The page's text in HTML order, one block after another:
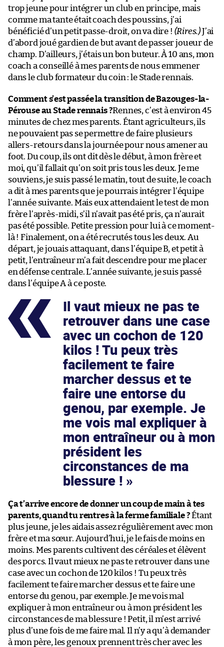
trop jeune pour intégrer un club en principe, mais
comme ma tante était coach des poussins, j’ai
bénéficié d’un petit passe-droit, on va dire ! (Rires.)J’ai
d’abord joué gardien de but avant de passer joueur de
champ. D’ailleurs, j’étais un bon buteur. À 10 ans, mon
coach a conseillé à mes parents de nous emmener
dans le club formateur du coin : le Stade rennais.
Comment s’est passée la transition de Bazouges-la-
Pérouse au Stade rennais ?Rennes, c’est à environ 45
minutes de chez mes parents. Étant agriculteurs, ils
ne pouvaient pas se permettre de faire plusieurs
allers-retours dans la journée pour nous amener au
foot. Du coup, ils ont dit dès le début, à mon frère et
moi, qu’il fallait qu’on soit pris tous les deux. Je me
souviens, je suis passé le matin, tout de suite, le coach
a dit à mes parents que je pourrais intégrer l’équipe
l’année suivante. Mais eux attendaient le test de mon
frère l’après-midi, s’il n’avait pas été pris, ça n’aurait
pas été possible. Petite pression pour lui à ce moment-
là ! Finalement, on a été recrutés tous les deux. Au
départ, je jouais attaquant, dans l’équipe B, et petit à
petit, l’entraîneur m’a fait descendre pour me placer
en défense centrale. L’année suivante, je suis passé
dans l’équipe A à ce poste.
Il vaut mieux ne pas te
retrouver dans une case
avec un cochon de 120
kilos ! Tu peux très
facilement te faire
marcher dessus et te
faire une entorse du
genou, par exemple. Je
me vois mal expliquer à
mon entraîneur ou à mon
président les
circonstances de ma
blessure !
Ça t’arrive encore de donner un coup de main à tes
parents, quand tu rentres à la ferme familiale ?Étant
plus jeune, je les aidais assez régulièrement avec mon
frère et ma sœur. Aujourd’hui, je le fais de moins en
moins. Mes parents cultivent des céréales et élèvent
des porcs. Il vaut mieux ne pas te retrouver dans une
case avec un cochon de 120 kilos ! Tu peux très
facilement te faire marcher dessus et te faire une
entorse du genou, par exemple. Je me vois mal
expliquer à mon entraîneur ou à mon président les
circonstances de ma blessure ! Petit, il m’est arrivé
plus d’une fois de me faire mal. Il n’y a qu’à demander
à mon père, les genoux prennent très cher avec les